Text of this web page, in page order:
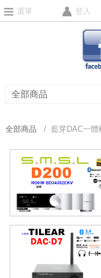
選單 登入
全部商品
全部商品 / 藍芽DAC一體